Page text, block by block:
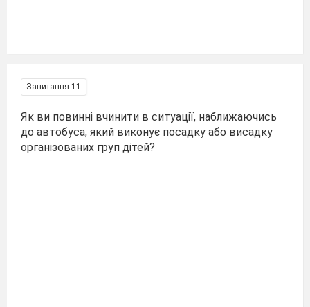
Запитання 11
Як ви повинні вчинити в ситуації, наближаючись
до автобуса, який виконує посадку або висадку
організованих груп дітей?